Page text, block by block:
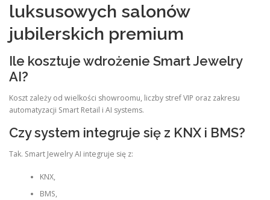
luksusowych salonów
jubilerskich premium
Ile kosztuje wdrożenie Smart Jewelry
AI?
Koszt zależy od wielkości showroomu, liczby stref VIP oraz zakresu
automatyzacji Smart Retail i AI systems.
Czy system integruje się z KNX i BMS?
Tak. Smart Jewelry AI integruje się z:
KNX,
BMS,